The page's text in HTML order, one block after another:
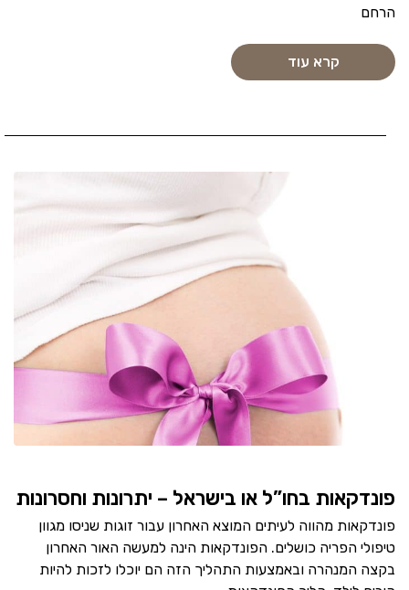
הרחם
קרא עוד
פונדקאות בחו”ל או בישראל – יתרונות וחסרונות
פונדקאות מהווה לעיתים המוצא האחרון עבור זוגות שניסו מגוון
טיפולי הפריה כושלים. הפונדקאות הינה למעשה האור האחרון
בקצה המנהרה ובאמצעות התהליך הזה הם יוכלו לזכות להיות